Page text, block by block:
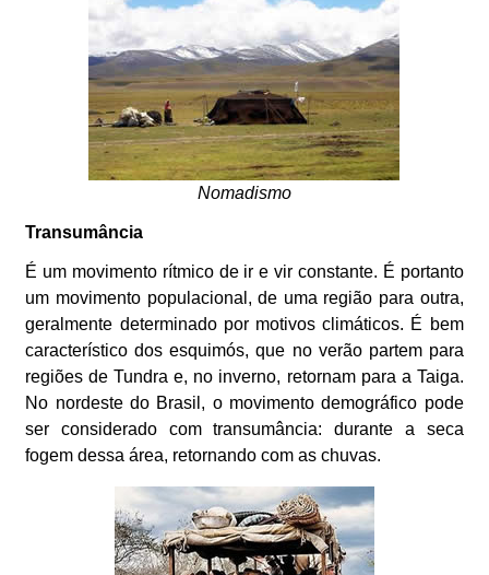
Nomadismo
Transumância
É um movimento rítmico de ir e vir constante. É portanto
um movimento populacional, de uma região para outra,
geralmente determinado por motivos climáticos. É bem
característico dos esquimós, que no verão partem para
regiões de Tundra e, no inverno, retornam para a Taiga.
No nordeste do Brasil, o movimento demográfico pode
ser considerado com transumância: durante a seca
fogem dessa área, retornando com as chuvas.